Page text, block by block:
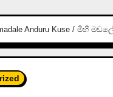
Anduru Kuse / මිහි